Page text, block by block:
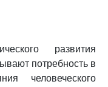
развития
потребность в
человеческого